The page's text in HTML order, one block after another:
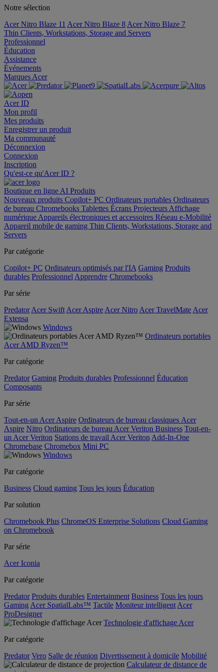
Notre sélection
Acer Nitro Blaze 11 Acer Nitro Blaze 8 Acer Nitro Blaze 7
Thin Clients, Workstations, Storage and Servers
Professionnel
Éducation
Assistance
Événements
Marques Acer
Acer ID
Mon profil
Mes produits
Enregistrer un produit
Ma communauté
Déconnexion
Connexion
Inscription
Qu'est-ce qu'Acer ID ?
Boutique en ligne AI Produits
Nouveaux produits Copilot+ PC Ordinateurs portables Ordinateurs
de bureau Chromebooks Tablettes Écrans Projecteurs Affichage
numérique Appareils électroniques et accessoires Réseau e-Mobilité
Appareil mobile de gaming Thin Clients, Workstations, Storage and
Servers
Par catégorie
Copilot+ PC Ordinateurs optimisés par l'IA Gaming Produits
durables Professionnel Apprendre Chromebooks
Par série
Predator Acer Swift Acer Aspire Acer Nitro Acer TravelMate Acer
Extensa
Windows
Ordinateurs portables
Acer AMD Ryzen™
Par catégorie
Predator Gaming Produits durables Professionnel Éducation
Composants
Par série
Tout-en-un Acer Aspire Ordinateurs de bureau classiques Acer
Aspire Nitro Ordinateurs de bureau Acer Veriton Business Tout-en-
un Acer Veriton Stations de travail Acer Veriton Add-In-One
Chromebase Chromebox Mini PC
Windows
Par catégorie
Business Cloud gaming Tous les jours Éducation
Par solution
Chromebook Plus ChromeOS Enterprise Solutions Cloud Gaming
on Chromebook
Par série
Acer Iconia
Par catégorie
Predator Produits durables Entertainment Business Tous les jours
Gaming Acer SpatialLabs™ Tactile Moniteur intelligent Acer
ProDesigner
Technologie d'affichage Acer
Par catégorie
Predator Vero Salle de réunion Divertissement à domicile Mobilité
Calculateur de distance de